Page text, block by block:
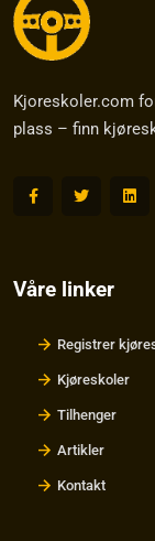
Kjoreskoler.com
plass – finn
Våre linker
Registrer
Kjøreskoler
Tilhenger
Artikler
Kontakt